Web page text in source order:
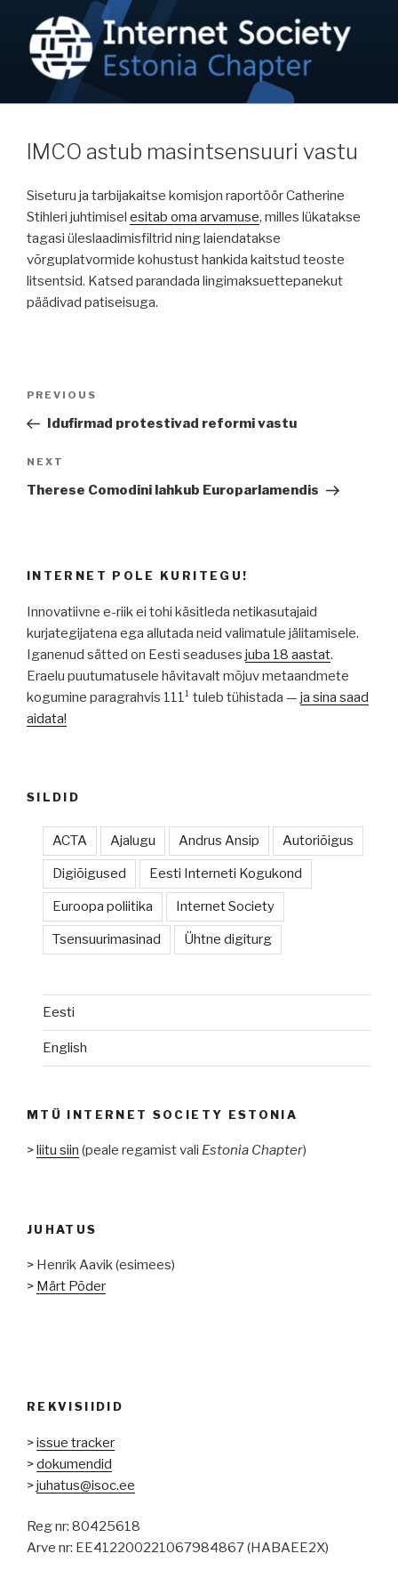
content
NETIKOGUKOND / ISOC-EE
Internet on inimõigus!
IMCO astub masintsensuuri vastu
Siseturu ja tarbijakaitse komisjon raportöör Catherine
Stihleri juhtimisel esitab oma arvamuse, milles lükatakse
tagasi üleslaadimisfiltrid ning laiendatakse
võrguplatvormide kohustust hankida kaitstud teoste
litsentsid. Katsed parandada lingimaksuettepanekut
päädivad patiseisuga.
Previous
Post
PREVIOUS
Idufirmad protestivad reformi vastu
Next
Post
NEXT
Therese Comodini lahkub Europarlamendis
INTERNET POLE KURITEGU!
Innovatiivne e-riik ei tohi käsitleda netikasutajaid
kurjategijatena ega allutada neid valimatule jälitamisele.
Iganenud sätted on Eesti seaduses juba 18 aastat.
Eraelu puutumatusele hävitavalt mõjuv metaandmete
kogumine paragrahvis 111¹ tuleb tühistada — ja sina saad
aidata!
SILDID
ACTA Ajalugu Andrus Ansip Autoriõigus
Digiõigused Eesti Interneti Kogukond
Euroopa poliitika Internet Society
Tsensuurimasinad Ühtne digiturg
Eesti
English
MTÜ INTERNET SOCIETY ESTONIA
> liitu siin (peale regamist vali Estonia Chapter)
JUHATUS
> Henrik Aavik (esimees)
> Märt Põder
REKVISIIDID
>issue tracker
>dokumendid
>juhatus@isoc.ee
Reg nr: 80425618
Arve nr: EE412200221067984867 (HABAEE2X)